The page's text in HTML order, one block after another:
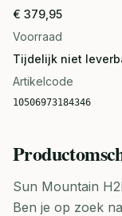
€ 379,95
Voorraad
Tijdelijk niet
Artikelcode
10506973184346
Sun Mountain
Ben je op zoek